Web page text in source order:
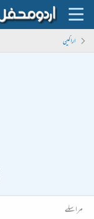
اراکین
مراسلے